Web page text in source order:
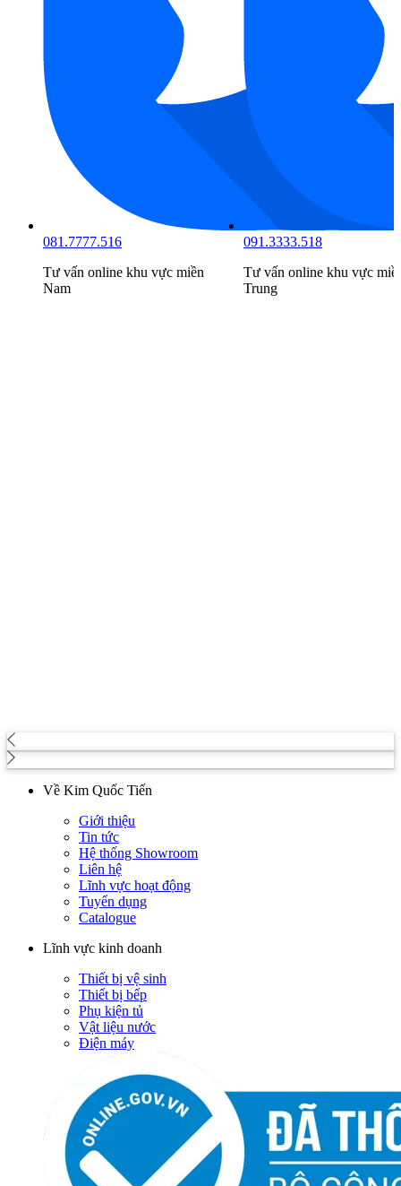
081.7777.516
Tư vấn online khu vực miền
Nam
091.3333.518
Tư vấn online khu vực
Trung
Về Kim Quốc Tiến
Giới thiệu
Tin tức
Hệ thống Showroom
Liên hệ
Lĩnh vực hoạt động
Tuyển dụng
Catalogue
Lĩnh vực kinh doanh
Thiết bị vệ sinh
Thiết bị bếp
Phụ kiện tủ
Vật liệu nước
Điện máy